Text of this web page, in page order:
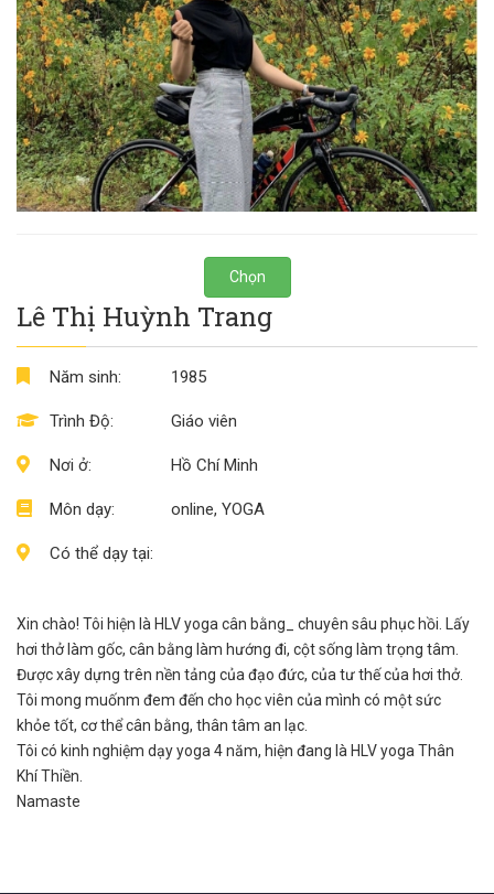
Chọn
Lê Thị Huỳnh Trang
Năm sinh:
Trình Độ:
Nơi ở:
Môn dạy:
Có thể dạy tại:
1985
Giáo viên
Hồ Chí Minh
online, YOGA
Xin chào! Tôi hiện là HLV yoga cân bằng_ chuyên sâu phục hồi. Lấy
hơi thở làm gốc, cân bằng làm hướng đi, cột sống làm trọng tâm.
Được xây dựng trên nền tảng của đạo đức, của tư thế của hơi thở.
Tôi mong muốnm đem đến cho học viên của mình có một sức
khỏe tốt, cơ thể cân bằng, thân tâm an lạc.
Tôi có kinh nghiệm dạy yoga 4 năm, hiện đang là HLV yoga Thân
Khí Thiền.
Namaste